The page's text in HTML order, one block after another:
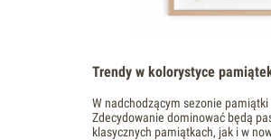
Trendy w kolorystyce
W nadchodzącym sezonie
Zdecydowanie dominować będą
klasycznych pamiątkach, jak i w